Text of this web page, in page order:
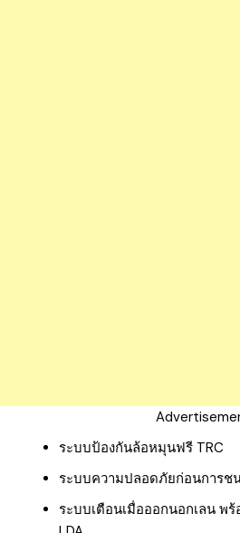
ระบบป้องกันล้อหมุนฟรี TRC
ระบบความปลอดภัยก่อนการช
ระบบเตือนเมื่อออกนอกเลน พ